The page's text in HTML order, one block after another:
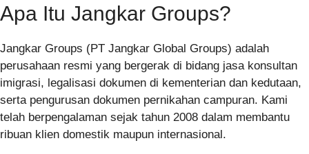
Apa Itu Jangkar Groups?
Jangkar Groups (PT Jangkar Global Groups) adalah
perusahaan resmi yang bergerak di bidang jasa konsultan
imigrasi, legalisasi dokumen di kementerian dan kedutaan,
serta pengurusan dokumen pernikahan campuran. Kami
telah berpengalaman sejak tahun 2008 dalam membantu
ribuan klien domestik maupun internasional.